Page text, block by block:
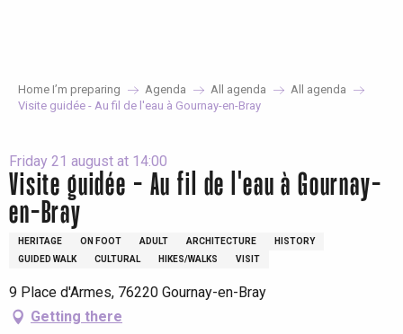
Home I’m preparing Agenda All agenda
All agenda
Visite guidée - Au fil de l'eau à Gournay-en-Bray
Friday 21 august at 14:00
Visite guidée - Au fil de l'eau à Gournay-
en-Bray
HERITAGE ON FOOT ADULT ARCHITECTURE
HISTORY
GUIDED WALK
CULTURAL HIKES/WALKS VISIT
9 Place d'Armes, 76220 Gournay-en-Bray
Getting there